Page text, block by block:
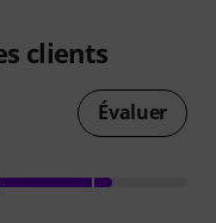
clients
Évaluer